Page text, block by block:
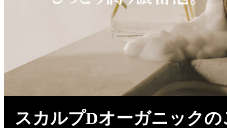
スカルプDオーガニック